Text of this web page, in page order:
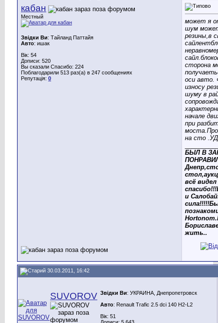
кабан
Местный
Звідки Ви: Тайланд Паттайя
Авто: ишак
Вік: 54
Дописи: 520
Вы сказали Спасибо: 224
Поблагодарили 513 раз(а) в 247 сообщениях
Репутація: 0
может я
шум
резины,в
сторона
оси авто.
износу
шуму в
начале
при
на сто
БЫЛ В
всё
и
жить..
30.03.2011, 16:42
SUVOROV Звідки Ви: УКРАИНА, Днепропетровск
Авто: Renault Trafic 2.5 dci 140 H2-L2
Вік: 51
Дописи: 5.643